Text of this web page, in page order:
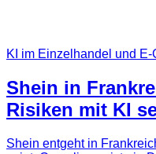
KI im Einzelhandel und E-
Shein in
Risiken mit KI
Shein entgeht in